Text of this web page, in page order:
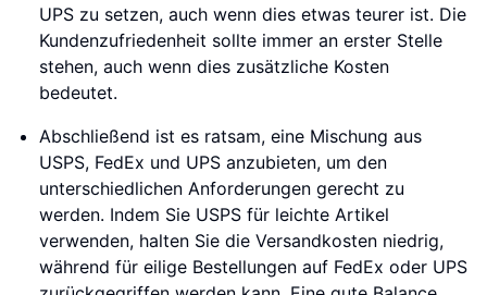
UPS zu setzen, auch wenn dies etwas teurer ist. Die
Kundenzufriedenheit sollte immer an erster Stelle
stehen, auch wenn dies zusätzliche Kosten
bedeutet.
Abschließend ist es ratsam, eine Mischung aus
USPS, FedEx und UPS anzubieten, um den
unterschiedlichen Anforderungen gerecht zu
werden. Indem Sie USPS für leichte Artikel
verwenden, halten Sie die Versandkosten niedrig,
während für eilige Bestellungen auf FedEx oder UPS